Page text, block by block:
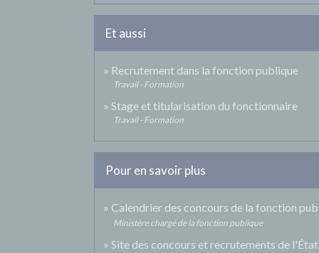
Et aussi
Recrutement dans la fonction publique
Travail - Formation
Stage et titularisation du fonctionnaire
Travail - Formation
Pour en savoir plus
Calendrier des concours de la fonction
Ministère chargé de la fonction publique
Site des concours et recrutements de